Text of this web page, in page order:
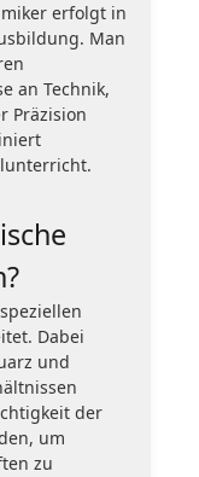
erfolgt in
Man
an Technik,
Präzision
Dabei
und
der
um
zu